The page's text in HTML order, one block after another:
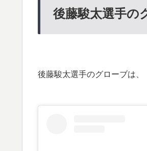
後藤駿太選手の
後藤駿太選手のグローブは、